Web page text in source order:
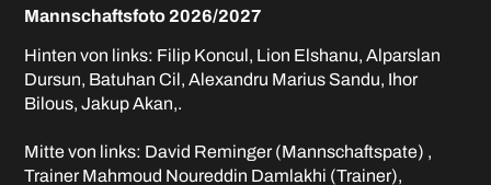
Mannschaftsfoto 2026/2027
Hinten von links: Filip Koncul, Lion Elshanu, Alparslan
Dursun, Batuhan Cil, Alexandru Marius Sandu, Ihor
Bilous, Jakup Akan,.
Mitte von links: David Reminger (Mannschaftspate) ,
Trainer Mahmoud Noureddin Damlakhi (Trainer),